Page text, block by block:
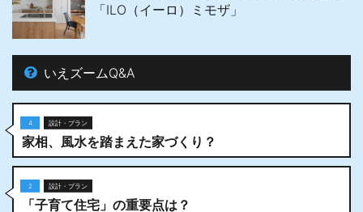
「ILO（イーロ）ミモザ」
いえズームQ&A
4 設計・プラン
家相、風水を踏まえた家づくり？
2 設計・プラン
「子育て住宅」の重要点は？